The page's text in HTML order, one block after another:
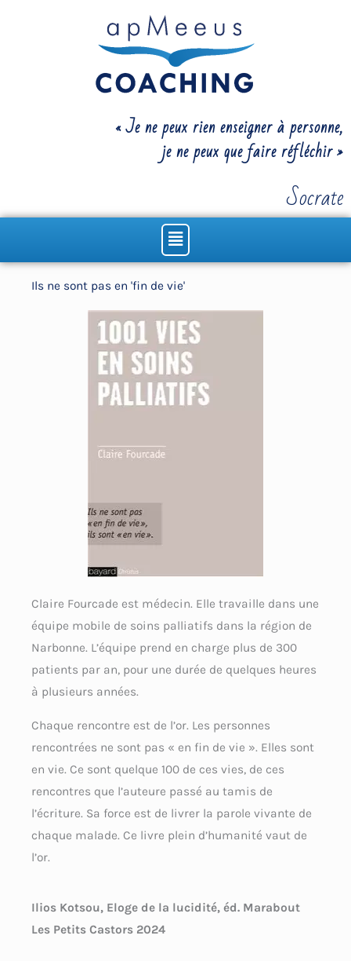
« Je ne peux rien enseigner à personne,
je ne peux que faire réfléchir »
Socrate
Menu
Ils ne sont pas en 'fin de vie'
Claire Fourcade est médecin. Elle travaille dans une
équipe mobile de soins palliatifs dans la région de
Narbonne. L’équipe prend en charge plus de 300
patients par an, pour une durée de quelques heures
à plusieurs années.
Chaque rencontre est de l’or. Les personnes
rencontrées ne sont pas « en fin de vie ». Elles sont
en vie. Ce sont quelque 100 de ces vies, de ces
rencontres que l’auteure passé au tamis de
l’écriture. Sa force est de livrer la parole vivante de
chaque malade. Ce livre plein d’humanité vaut de
l’or.
Ilios Kotsou, Eloge de la lucidité, éd. Marabout
Les Petits Castors 2024